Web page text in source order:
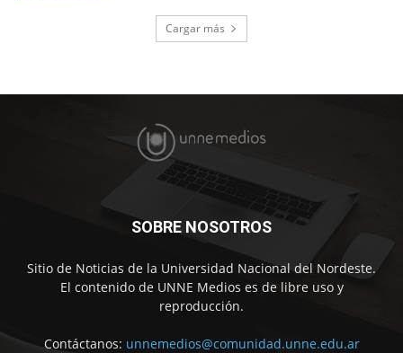
Cargar más
SOBRE NOSOTROS
Sitio de Noticias de la Universidad Nacional del Nordeste.
El contenido de UNNE Medios es de libre uso y
reproducción.
Contáctanos: unnemedios@comunidad.unne.edu.ar